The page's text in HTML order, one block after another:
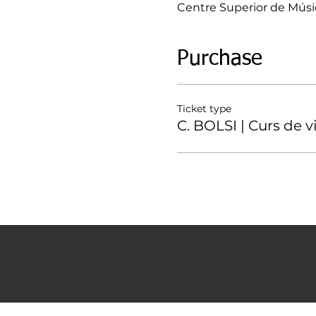
Centre Superior de
Purchase
Ticket type
C. BOLSI | Curs de